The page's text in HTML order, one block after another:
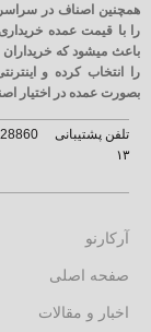
همچنین اصناف در سراسر
را با قیمت عمده
باعث میشود که
را انتخاب کرده و
بصورت عمده در اختیار
تلفن پشتیبانی 021
۱۳
آرکارنو
صفحه اصلی
اخبار و مقالات